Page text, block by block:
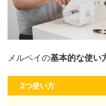
メルペイの基本的な使い
2つ使い方